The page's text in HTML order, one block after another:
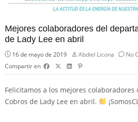
Mejores colaboradores del
de Lady Lee en abril
16 de mayo de 2019 Abdiel Licona No
Compartir en
Felicitamos a los mejores
Cobros de Lady Lee en abril.
¡